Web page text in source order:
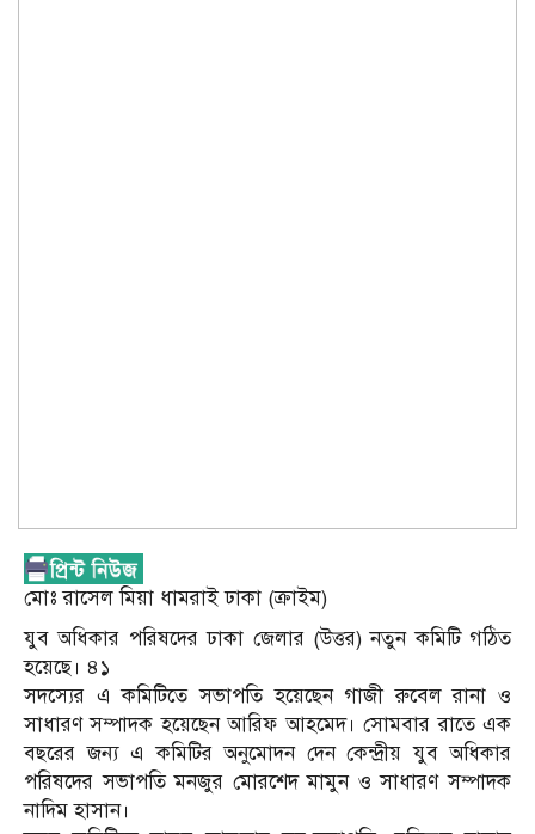
মোঃ রাসেল মিয়া ধামরাই ঢাকা (ক্রাইম)
যুব অধিকার পরিষদের ঢাকা জেলার (উত্তর) নতুন কমিটি গঠিত
হয়েছে। ৪১
সদস্যের এ কমিটিতে সভাপতি হয়েছেন গাজী রুবেল রানা ও
সাধারণ সম্পাদক হয়েছেন আরিফ আহমেদ। সোমবার রাতে এক
বছরের জন্য এ কমিটির অনুমোদন দেন কেন্দ্রীয় যুব অধিকার
পরিষদের সভাপতি মনজুর মোরশেদ মামুন ও সাধারণ সম্পাদক
নাদিম হাসান।